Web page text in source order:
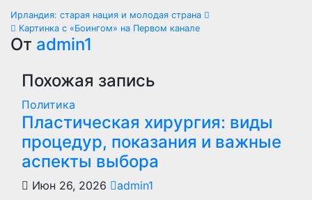
Навигация
по
записям
Ирландия: старая нация и молодая страна
Картинка с «Боингом» на Первом канале
От admin1
Похожая запись
Политика
Пластическая хирургия: виды
процедур, показания и важные
аспекты выбора
Июн 26, 2026
admin1